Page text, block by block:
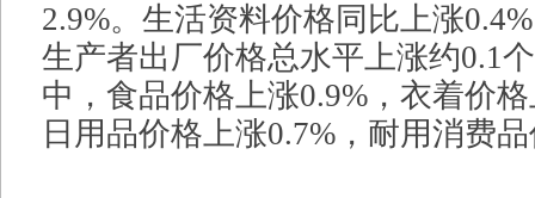
2.9%。生活资料价格同比上涨
生产者出厂价格总水平上涨约0.1
中，食品价格上涨0.9%，衣着价
日用品价格上涨0.7%，耐用消费